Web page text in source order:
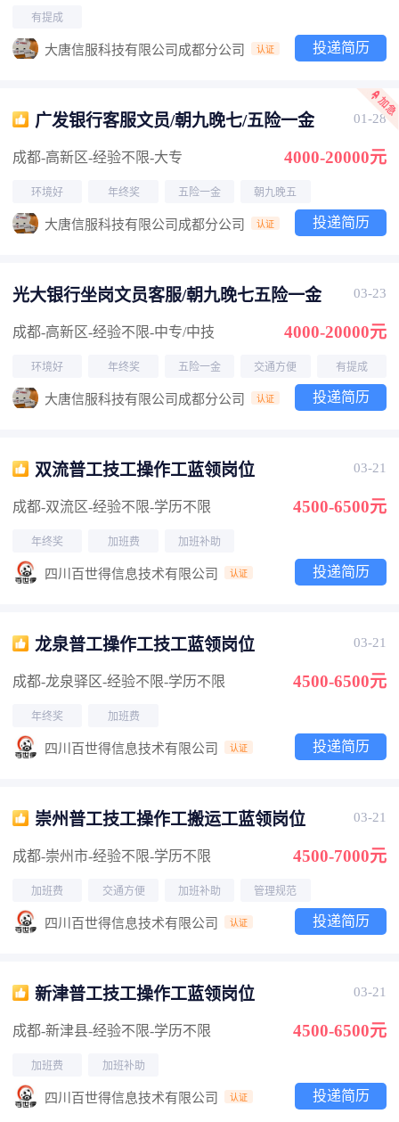
有提成
大唐信服科技有限公司成都分公司 认证 投递简历
广发银行客服文员/朝九晚七/五险一金 01-28
成都-高新区-经验不限-大专 4000-20000元
环境好 年终奖 五险一金 朝九晚五
大唐信服科技有限公司成都分公司 认证 投递简历
光大银行坐岗文员客服/朝九晚七五险一金 03-23
成都-高新区-经验不限-中专/中技 4000-20000元
环境好 年终奖 五险一金 交通方便 有提成
大唐信服科技有限公司成都分公司 认证 投递简历
双流普工技工操作工蓝领岗位 03-21
成都-双流区-经验不限-学历不限 4500-6500元
年终奖 加班费 加班补助
四川百世得信息技术有限公司 认证 投递简历
龙泉普工操作工技工蓝领岗位 03-21
成都-龙泉驿区-经验不限-学历不限 4500-6500元
年终奖 加班费
四川百世得信息技术有限公司 认证 投递简历
崇州普工技工操作工搬运工蓝领岗位 03-21
成都-崇州市-经验不限-学历不限 4500-7000元
加班费 交通方便 加班补助 管理规范
四川百世得信息技术有限公司 认证 投递简历
新津普工技工操作工蓝领岗位 03-21
成都-新津县-经验不限-学历不限 4500-6500元
加班费 加班补助
四川百世得信息技术有限公司 认证 投递简历